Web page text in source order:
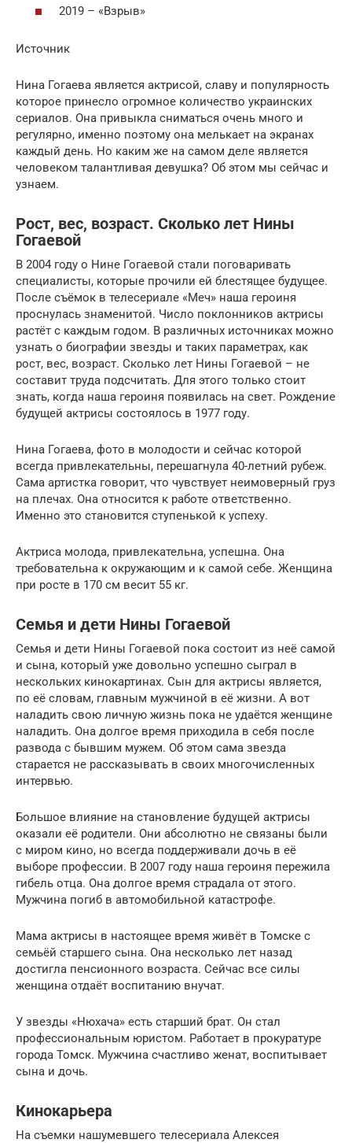
2019 – «Взрыв»
Источник
Нина Гогаева является актрисой, славу и популярность
которое принесло огромное количество украинских
сериалов. Она привыкла сниматься очень много и
регулярно, именно поэтому она мелькает на экранах
каждый день. Но каким же на самом деле является
человеком талантливая девушка? Об этом мы сейчас и
узнаем.
Рост, вес, возраст. Сколько лет Нины
Гогаевой
В 2004 году о Нине Гогаевой стали поговаривать
специалисты, которые прочили ей блестящее будущее.
После съёмок в телесериале «Меч» наша героиня
проснулась знаменитой. Число поклонников актрисы
растёт с каждым годом. В различных источниках можно
узнать о биографии звезды и таких параметрах, как
рост, вес, возраст. Сколько лет Нины Гогаевой – не
составит труда подсчитать. Для этого только стоит
знать, когда наша героиня появилась на свет. Рождение
будущей актрисы состоялось в 1977 году.
Нина Гогаева, фото в молодости и сейчас которой
всегда привлекательны, перешагнула 40-летний рубеж.
Сама артистка говорит, что чувствует неимоверный груз
на плечах. Она относится к работе ответственно.
Именно это становится ступенькой к успеху.
Актриса молода, привлекательна, успешна. Она
требовательна к окружающим и к самой себе. Женщина
при росте в 170 см весит 55 кг.
Семья и дети Нины Гогаевой
Семья и дети Нины Гогаевой пока состоит из неё самой
и сына, который уже довольно успешно сыграл в
нескольких кинокартинах. Сын для актрисы является,
по её словам, главным мужчиной в её жизни. А вот
наладить свою личную жизнь пока не удаётся женщине
наладить. Она долгое время приходила в себя после
развода с бывшим мужем. Об этом сама звезда
старается не рассказывать в своих многочисленных
интервью.
Большое влияние на становление будущей актрисы
оказали её родители. Они абсолютно не связаны были
с миром кино, но всегда поддерживали дочь в её
выборе профессии. В 2007 году наша героиня пережила
гибель отца. Она долгое время страдала от этого.
Мужчина погиб в автомобильной катастрофе.
Мама актрисы в настоящее время живёт в Томске с
семьёй старшего сына. Она несколько лет назад
достигла пенсионного возраста. Сейчас все силы
женщина отдаёт воспитанию внучат.
У звезды «Нюхача» есть старший брат. Он стал
профессиональным юристом. Работает в прокуратуре
города Томск. Мужчина счастливо женат, воспитывает
сына и дочь.
Кинокарьера
На съемки нашумевшего телесериала Алексея